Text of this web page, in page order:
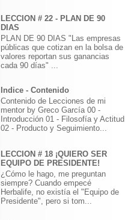
LECCION # 22 - PLAN DE 90
DIAS
PLAN DE 90 DIAS "Las empresas
públicas que cotizan en la bolsa de
valores reportan sus ganancias
cada 90 días" ...
Indice - Contenido
Contenido de Lecciones de mi
mentor by Greco García 00 -
Introducción 01 - Filosofía y Actitud
02 - Producto y Seguimiento...
LECCION # 18 ¡QUIERO SER
EQUIPO DE PRESIDENTE!
¿Cómo le hago, me preguntan
siempre? Cuando empecé
Herbalife, no existía el "Equipo de
Presidente", pero si tom...